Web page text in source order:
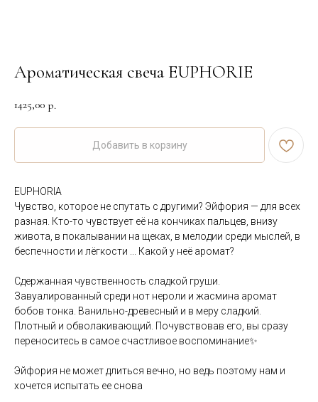
Ароматическая свеча EUPHORIE
1425,00 р.
Добавить в корзину
EUPHORIA
Чувство, которое не спутать с другими? Эйфория — для всех
разная. Кто-то чувствует её на кончиках пальцев, внизу
живота, в покалывании на щеках, в мелодии среди мыслей, в
беспечности и лёгкости ... Какой у неё аромат?
Сдержанная чувственность сладкой груши.
Завуалированный среди нот нероли и жасмина аромат
бобов тонка. Ванильно-древесный и в меру сладкий.
Плотный и обволакивающий. Почувствовав его, вы сразу
переноситесь в самое счастливое воспоминание✨
Эйфория не может длиться вечно, но ведь поэтому нам и
хочется испытать ее снова